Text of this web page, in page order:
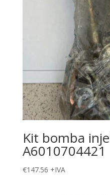
Kit bomba
A6010704421
€147.56 +IVA